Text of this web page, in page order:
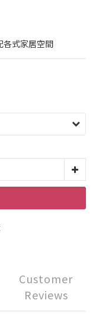
各式家居空間
Customer
Reviews